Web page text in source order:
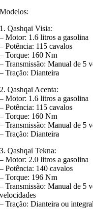
Modelos:
1. Qashqai Visia:
– Motor: 1.6 litros a gasolina
– Potência: 115 cavalos
– Torque: 160 Nm
– Transmissão: Manual de 5
– Tração: Dianteira
2. Qashqai Acenta:
– Motor: 1.6 litros a gasolina
– Potência: 115 cavalos
– Torque: 160 Nm
– Transmissão: Manual de 5
– Tração: Dianteira
3. Qashqai Tekna:
– Motor: 2.0 litros a gasolina
– Potência: 140 cavalos
– Torque: 196 Nm
– Transmissão: Manual de 5
velocidades
– Tração: Dianteira ou